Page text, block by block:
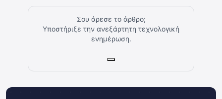
Σου άρεσε το άρθρο;
Υποστήριξε την ανεξάρτητη τεχνολογική
ενημέρωση.